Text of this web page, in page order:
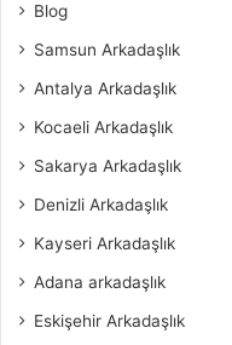
Blog
Samsun Arkadaşlık
Antalya Arkadaşlık
Kocaeli Arkadaşlık
Sakarya Arkadaşlık
Denizli Arkadaşlık
Kayseri Arkadaşlık
Adana arkadaşlık
Eskişehir Arkadaşlık